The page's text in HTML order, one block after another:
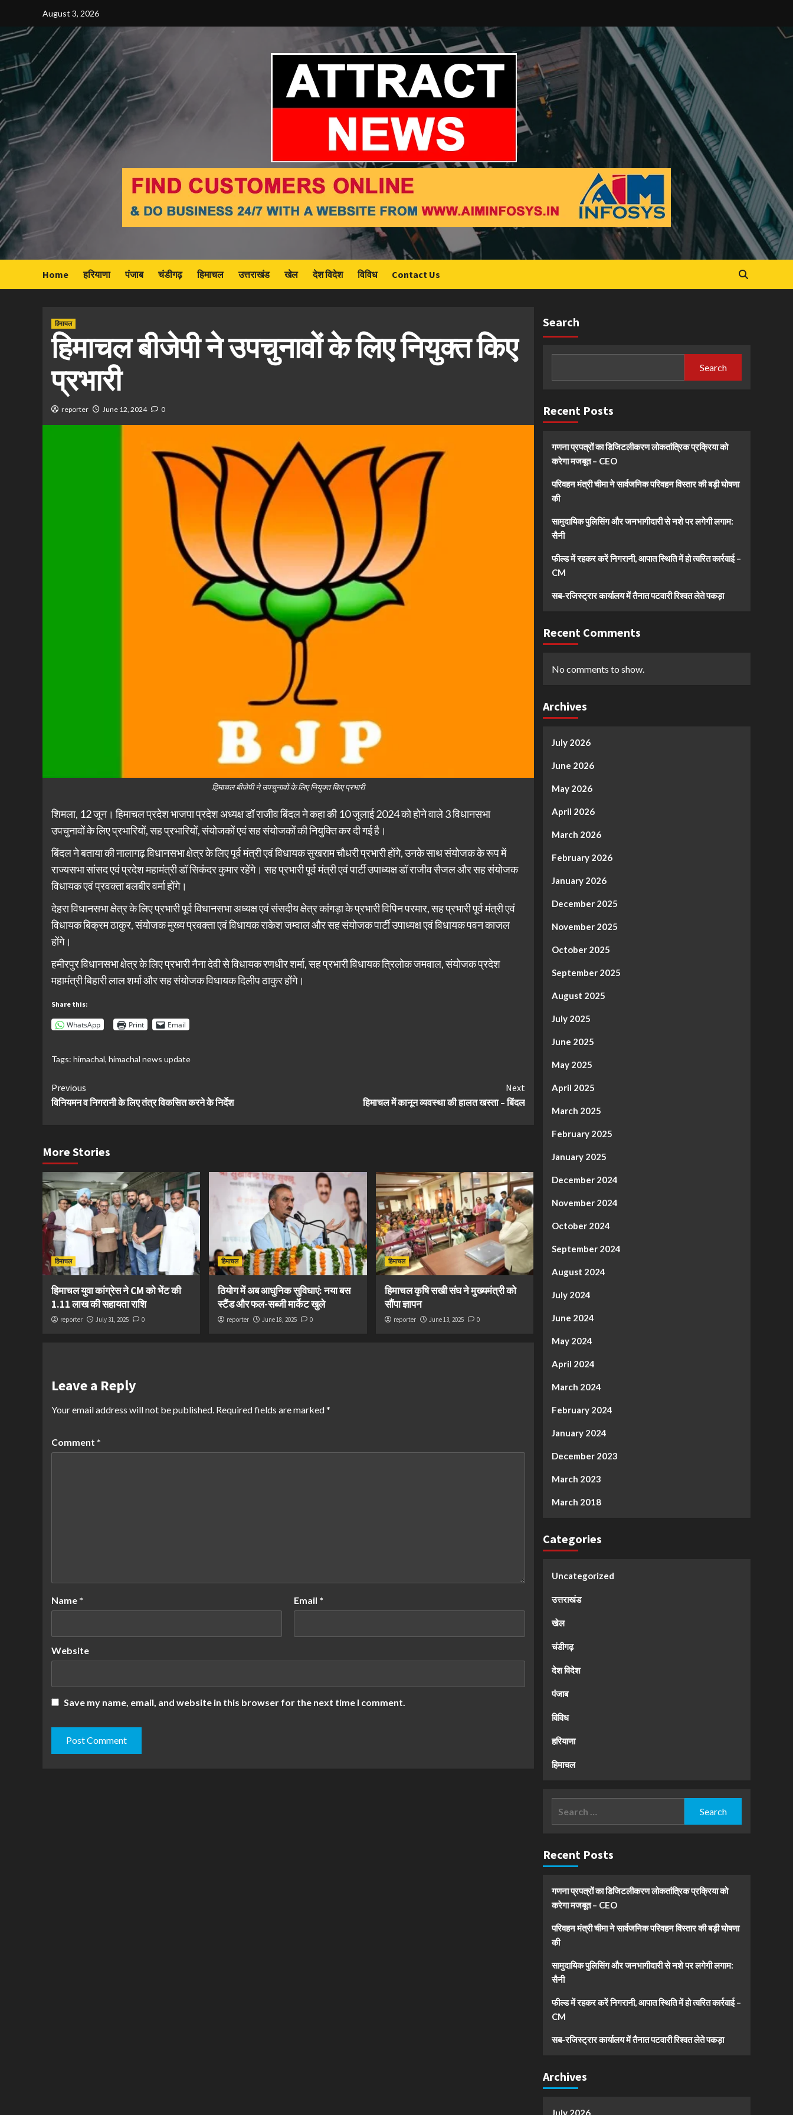
content
August 3, 2026
Home हरियाणा पंजाब चंडीगढ़ हिमाचल उत्तराखंड खेल देश विदेश विविध Contact Us
हिमाचल
हिमाचल बीजेपी ने उपचुनावों के लिए नियुक्त किए
प्रभारी
reporter June 12, 2024 0
हिमाचल बीजेपी ने उपचुनावों के लिए नियुक्त किए प्रभारी
शिमला, 12 जून। हिमाचल प्रदेश भाजपा प्रदेश अध्यक्ष डॉ राजीव बिंदल ने कहा की 10 जुलाई 2024 को होने वाले 3 विधानसभा
उपचुनावों के लिए प्रभारियों, सह प्रभारियों, संयोजकों एवं सह संयोजकों की नियुक्ति कर दी गई है।
बिंदल ने बताया की नालागढ़ विधानसभा क्षेत्र के लिए पूर्व मंत्री एवं विधायक सुखराम चौधरी प्रभारी होंगे, उनके साथ संयोजक के रूप में
राज्यसभा सांसद एवं प्रदेश महामंत्री डॉ सिकंदर कुमार रहेंगे। सह प्रभारी पूर्व मंत्री एवं पार्टी उपाध्यक्ष डॉ राजीव सैजल और सह संयोजक
विधायक एवं प्रवक्ता बलबीर वर्मा होंगे।
देहरा विधानसभा क्षेत्र के लिए प्रभारी पूर्व विधानसभा अध्यक्ष एवं संसदीय क्षेत्र कांगड़ा के प्रभारी विपिन परमार, सह प्रभारी पूर्व मंत्री एवं
विधायक बिक्रम ठाकुर, संयोजक मुख्य प्रवक्ता एवं विधायक राकेश जम्वाल और सह संयोजक पार्टी उपाध्यक्ष एवं विधायक पवन काजल
होंगे।
हमीरपुर विधानसभा क्षेत्र के लिए प्रभारी नैना देवी से विधायक रणधीर शर्मा, सह प्रभारी विधायक त्रिलोक जमवाल, संयोजक प्रदेश
महामंत्री बिहारी लाल शर्मा और सह संयोजक विधायक दिलीप ठाकुर होंगे।
Share this:
WhatsApp Print Email
Tags: himachal, himachal news update
Continue
Reading
Previous
विनियमन व निगरानी के लिए तंत्र विकसित करने के निर्देश
Next
हिमाचल में कानून व्यवस्था की हालत खस्ता – बिंदल
More Stories
हिमाचल
हिमाचल युवा कांग्रेस ने CM को भेंट की
1.11 लाख की सहायता राशि
reporter July 31, 2025 0
हिमाचल
ठियोग में अब आधुनिक सुविधाएं: नया बस
स्टैंड और फल-सब्जी मार्केट खुले
reporter June 18, 2025 0
हिमाचल
हिमाचल कृषि सखी संघ ने मुख्यमंत्री को
सौंपा ज्ञापन
reporter June 13, 2025 0
Leave a Reply
Your email address will not be published. Required fields are marked*
Comment *
Name * Email *
Website
Save my name, email, and website in this browser for the next time I comment.
Search
Search
Recent Posts
गणना प्रपत्रों का डिजिटलीकरण लोकतांत्रिक प्रक्रिया को
करेगा मजबूत – CEO
परिवहन मंत्री चीमा ने सार्वजनिक परिवहन विस्तार की बड़ी घोषणा
की
सामुदायिक पुलिसिंग और जनभागीदारी से नशे पर लगेगी लगाम:
सैनी
फील्ड में रहकर करें निगरानी, आपात स्थिति में हो त्वरित कार्रवाई –
CM
सब-रजिस्ट्रार कार्यालय में तैनात पटवारी रिश्वत लेते पकड़ा
Recent Comments
No comments to show.
Archives
July 2026
June 2026
May 2026
April 2026
March 2026
February 2026
January 2026
December 2025
November 2025
October 2025
September 2025
August 2025
July 2025
June 2025
May 2025
April 2025
March 2025
February 2025
January 2025
December 2024
November 2024
October 2024
September 2024
August 2024
July 2024
June 2024
May 2024
April 2024
March 2024
February 2024
January 2024
December 2023
March 2023
March 2018
Categories
Uncategorized
उत्तराखंड
खेल
चंडीगढ़
देश विदेश
पंजाब
विविध
हरियाणा
हिमाचल
Recent Posts
गणना प्रपत्रों का डिजिटलीकरण लोकतांत्रिक प्रक्रिया को
करेगा मजबूत – CEO
परिवहन मंत्री चीमा ने सार्वजनिक परिवहन विस्तार की बड़ी घोषणा
की
सामुदायिक पुलिसिंग और जनभागीदारी से नशे पर लगेगी लगाम:
सैनी
फील्ड में रहकर करें निगरानी, आपात स्थिति में हो त्वरित कार्रवाई –
CM
सब-रजिस्ट्रार कार्यालय में तैनात पटवारी रिश्वत लेते पकड़ा
Archives
July 2026